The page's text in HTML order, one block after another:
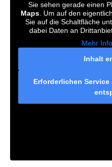
Sie sehen gerade einen
Maps. Um auf den
Sie auf die Schaltfläche
dabei Daten an
Mehr
Inhalt
Erforderlichen